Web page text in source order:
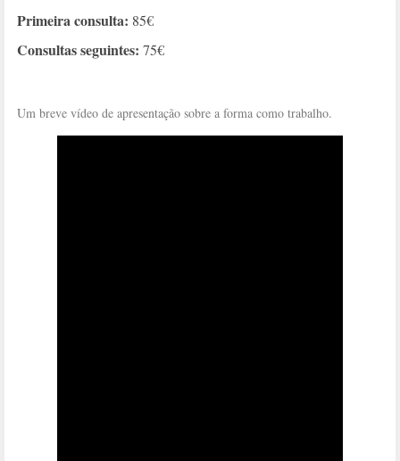
Primeira consulta: 85€
Consultas seguintes: 75€
Um breve vídeo de apresentação sobre a forma como trabalho.